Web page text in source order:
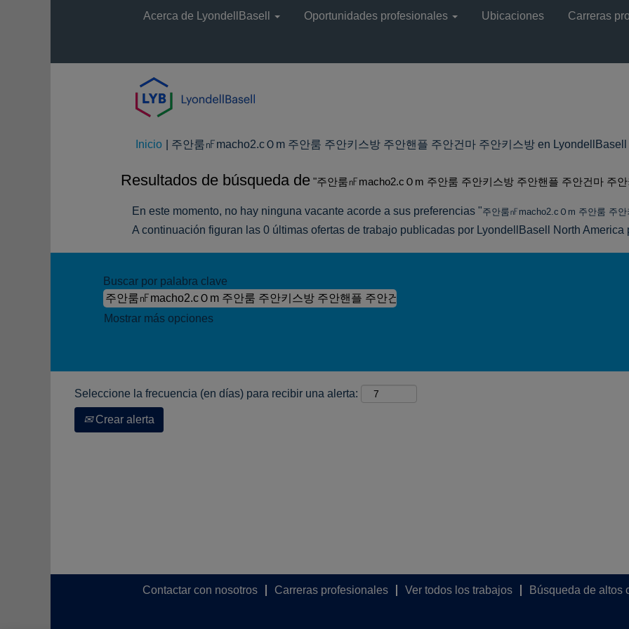
Acerca de LyondellBasell Oportunidades profesionales Ubicaciones Carreras
Inicio 주안룸㎋macho2.cＯm 주안룸 주안키스방 주안핸플 주안건마 주안키스방 en
Resultados de búsqueda de "주안룸㎋macho2.cＯm 주안룸 주안키스방 주안핸플 주안건마 주
En este momento, no hay ninguna vacante acorde a sus preferencias "주안룸㎋macho2.cＯm 주안룸 주
A continuación figuran las 0 últimas ofertas de trabajo publicadas por LyondellBasell North America
Buscar por palabra clave
Mostrar más opciones
Seleccione la frecuencia (en días) para recibir una alerta:
Crear alerta
Contactar con nosotros Carreras profesionales Ver todos los trabajos Búsqueda de altos